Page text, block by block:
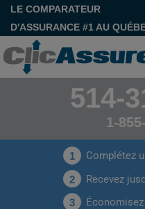
LE COMPARATEUR
D'ASSURANCE #1 AU
514-
1-
1 Complétez
2 Recevez
3